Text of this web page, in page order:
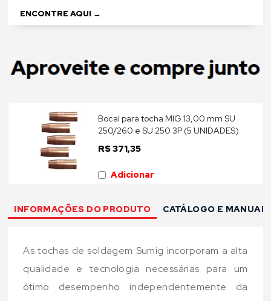
link
ENCONTRE AQUI →
Bocal para tocha MIG 13,00 mm SU
250/260 e SU 250 3P (5 UNIDADES)
R$ 371,35
Adicionar
INFORMAÇÕES DO PRODUTO CATÁLOGO E MANUAL
As tochas de soldagem Sumig incorporam a alta
qualidade e tecnologia necessárias para um
ótimo desempenho independentemente da